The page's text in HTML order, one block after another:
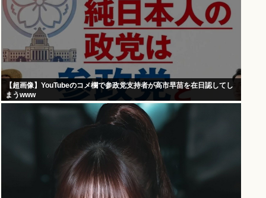
【超画像】YouTubeのコメ欄で参政党支持者が高市早苗を在日認してし
まうwww